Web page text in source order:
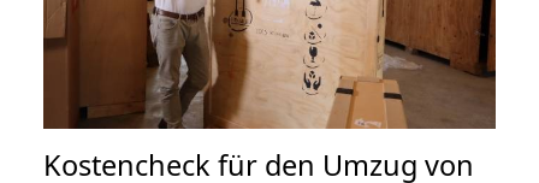
Kostencheck für den Umzug von